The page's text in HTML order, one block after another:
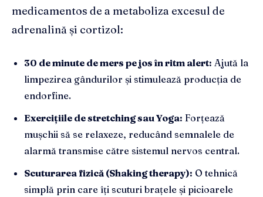
medicamentos de a metaboliza excesul de
adrenalină și cortizol:
30 de minute de mers pe jos în ritm alert: Ajută la
limpezirea gândurilor și stimulează producția de
endorfine.
Exercițiile de stretching sau Yoga: Forțează
mușchii să se relaxeze, reducând semnalele de
alarmă transmise către sistemul nervos central.
Scuturarea fizică (Shaking therapy): O tehnică
simplă prin care îți scuturi brațele și picioarele